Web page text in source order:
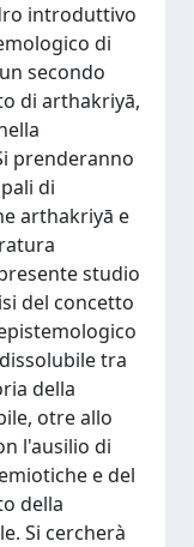
introduttivo
di
secondo
di arthakriyā,
prenderanno
di
arthakriyā e
studio
del concetto
tra
della
otre allo
l'ausilio di
e del
della
Si cercherà